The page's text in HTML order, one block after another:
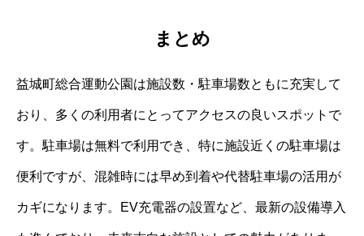
まとめ
益城町総合運動公園は施設数・駐車場数ともに充実して
おり、多くの利用者にとってアクセスの良いスポットで
す。駐車場は無料で利用でき、特に施設近くの駐車場は
便利ですが、混雑時には早め到着や代替駐車場の活用が
カギになります。EV充電器の設置など、最新の設備導入